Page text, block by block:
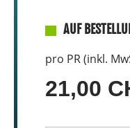
AUF
pro PR (inkl.
21,00